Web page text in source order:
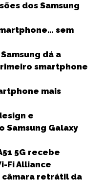
ss
e
g
e
r
a
r
dos Samsung
sem
dá a
smartphone
mais
e
Samsung Galaxy
5G recebe
Fi Alliance
câmara retrátil da